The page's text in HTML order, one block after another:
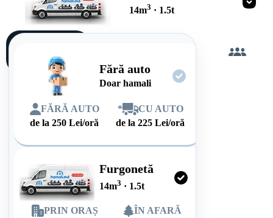
14m3 · 1.5t
Fără auto
Doar hamali
FĂRĂ AUTO
de la250 Lei/oră
*
CU AUTO
de la225 Lei/oră
Furgonetă
14m3 · 1.5t
PRIN ORAȘ
ÎN AFARĂ
singur